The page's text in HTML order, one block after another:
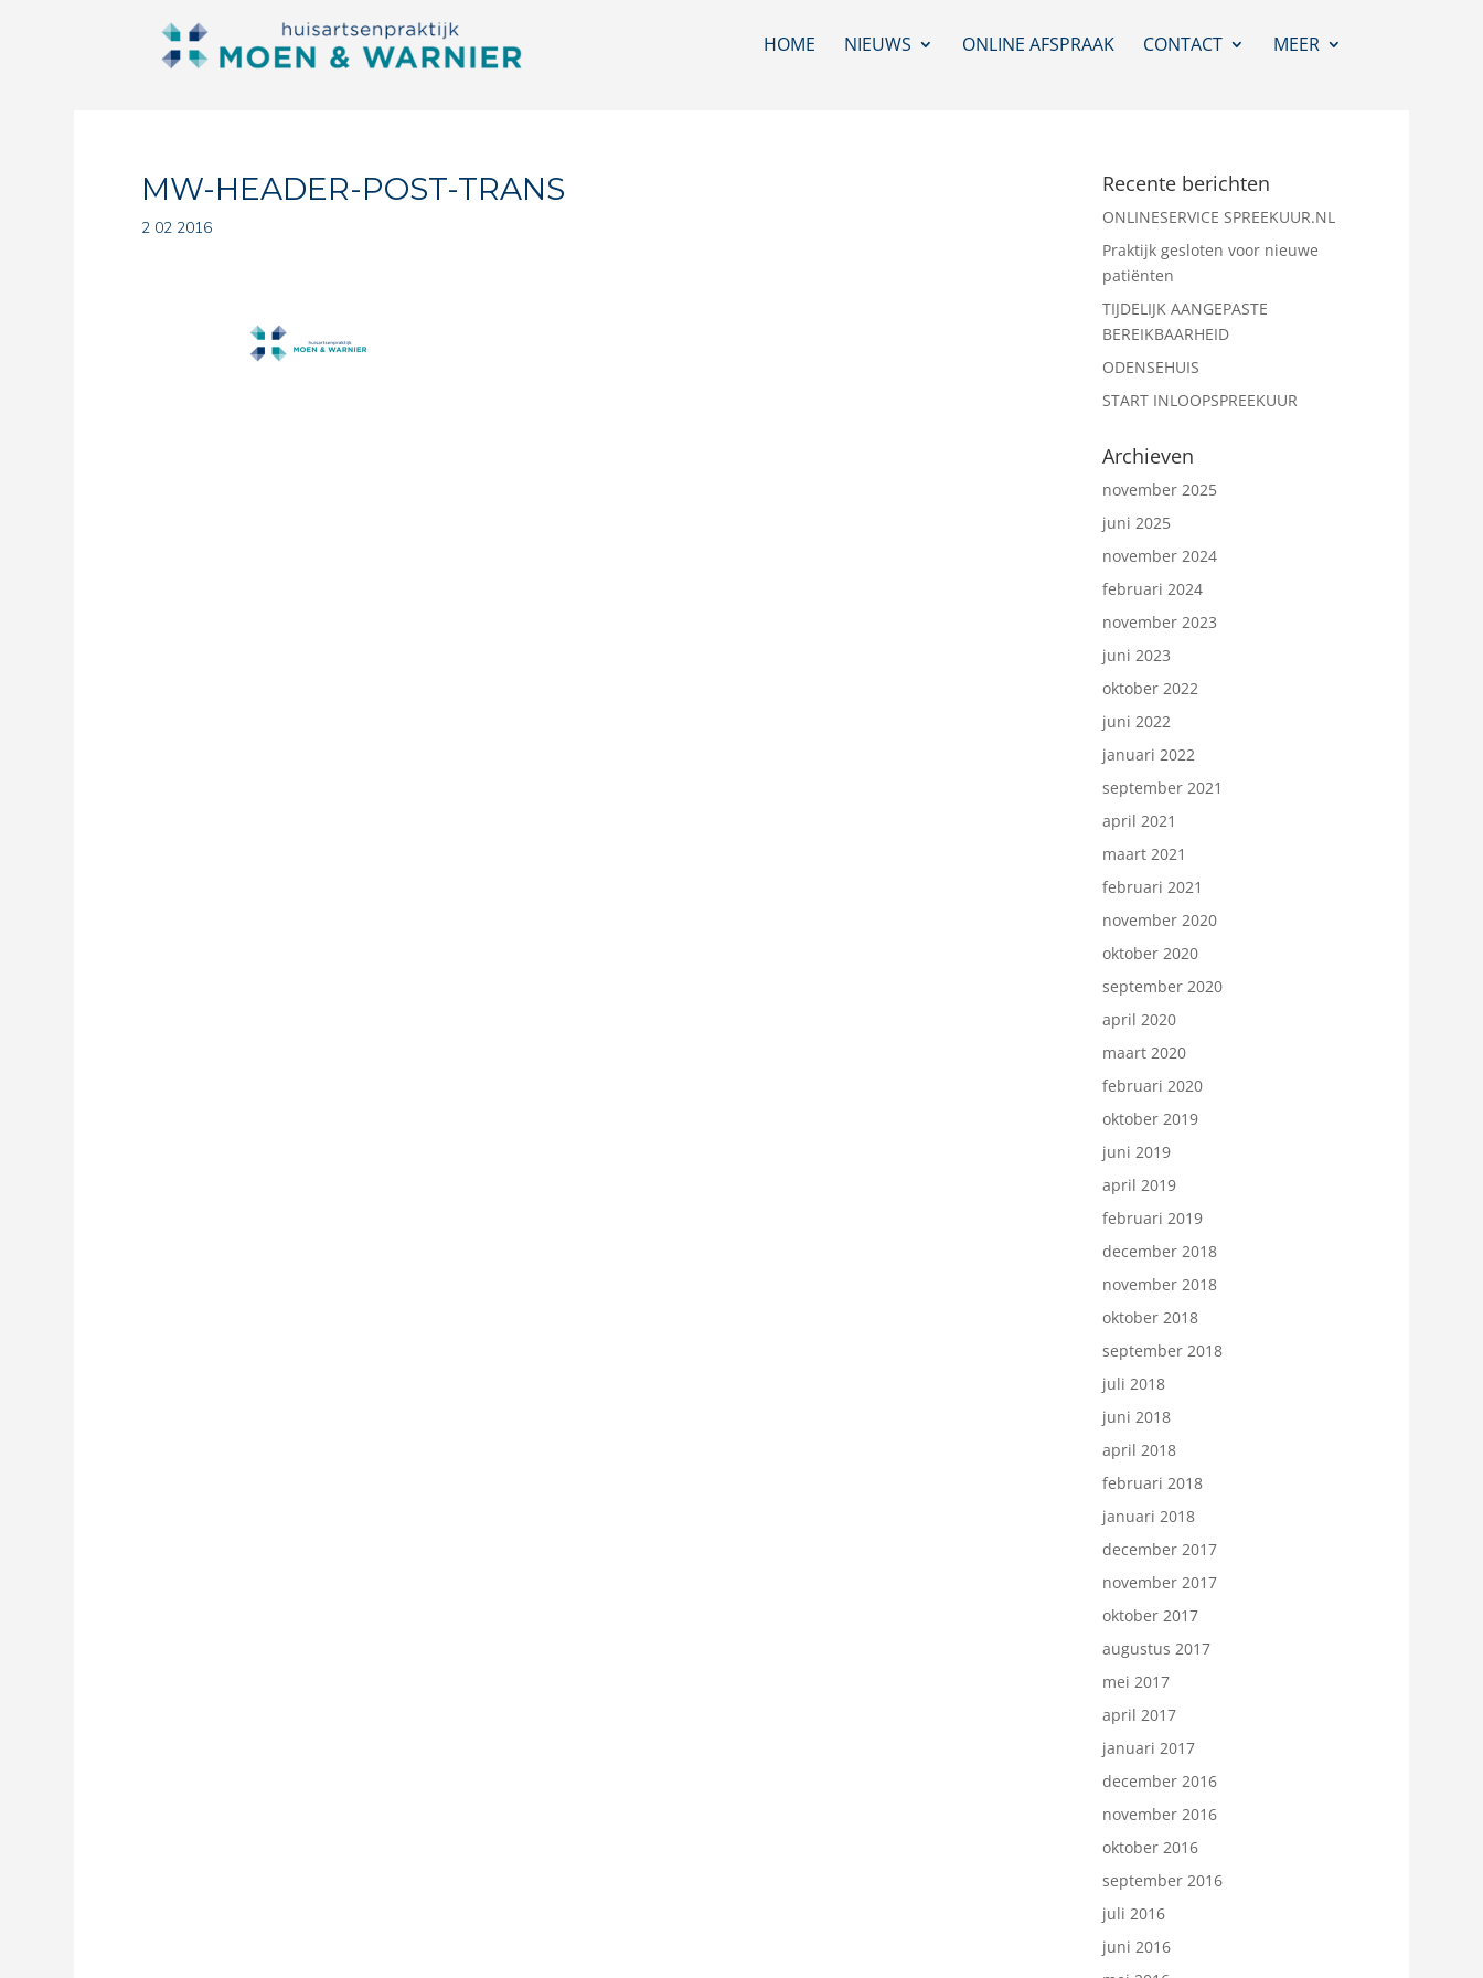
HOME NIEUWS ONLINE AFSPRAAK CONTACT MEER
MW-HEADER-POST-TRANS
2 02 2016
Recente berichten
ONLINESERVICE SPREEKUUR.NL
Praktijk gesloten voor nieuwe
patiënten
TIJDELIJK AANGEPASTE
BEREIKBAARHEID
ODENSEHUIS
START INLOOPSPREEKUUR
Archieven
november 2025
juni 2025
november 2024
februari 2024
november 2023
juni 2023
oktober 2022
juni 2022
januari 2022
september 2021
april 2021
maart 2021
februari 2021
november 2020
oktober 2020
september 2020
april 2020
maart 2020
februari 2020
oktober 2019
juni 2019
april 2019
februari 2019
december 2018
november 2018
oktober 2018
september 2018
juli 2018
juni 2018
april 2018
februari 2018
januari 2018
december 2017
november 2017
oktober 2017
augustus 2017
mei 2017
april 2017
januari 2017
december 2016
november 2016
oktober 2016
september 2016
juli 2016
juni 2016